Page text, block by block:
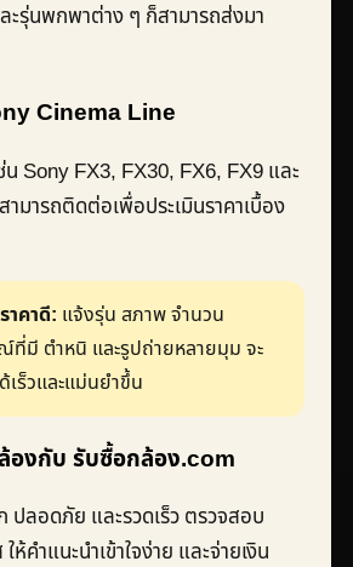
ะรุ่นพกพาต่าง ๆ ก็สามารถส่งมา
Cinema Line
น Sony FX3, FX30, FX6, FX9 และ
มารถติดต่อเพื่อประเมินราคาเบื้อง
าคาดี: แจ้งรุ่น สภาพ จำนวน
ที่มี ตำหนิ และรูปถ่ายหลายมุม จะ
เร็วและแม่นยำขึ้น
องกับ รับซื้อกล้อง.com
ปลอดภัย และรวดเร็ว ตรวจสอบ
ห้คำแนะนำเข้าใจง่าย และจ่ายเงิน